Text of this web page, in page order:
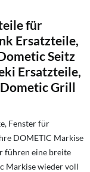
für
Ersatzteile,
Seitz
Ersatzteile,
Grill
Fenster für
DOMETIC Markise
führen eine breite
Markise wieder voll